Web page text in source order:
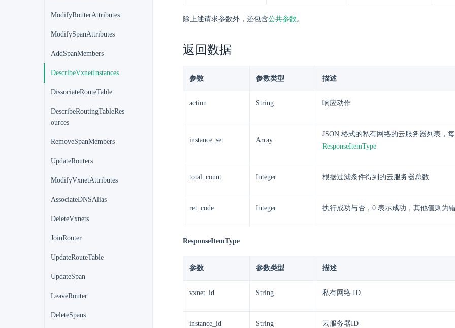
ModifyRouterAttributes
ModifySpanAttributes
AddSpanMembers
DescribeVxnetInstances
DissociateRouteTable
DescribeRoutingTableRes
ources
RemoveSpanMembers
UpdateRouters
ModifyVxnetAttributes
AssociateDNSAlias
DeleteVxnets
JoinRouter
UpdateRouteTable
UpdateSpan
LeaveRouter
DeleteSpans
除上述请求参数外，还包含公共参数。
返回数据
参数 参数类型 描述
action String 响应动作
instance_set Array
JSON 格式的私有网络的云服务器列表，
ResponseItemType
total_count Integer 根据过滤条件得到的云服务器总数
ret_code Integer 执行成功与否，0 表示成功，其他值则为
ResponseItemType
参数 参数类型 描述
vxnet_id String 私有网络 ID
instance_id String 云服务器ID